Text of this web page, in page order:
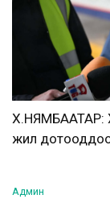
Х.НЯМБААТАР:
жил
Админ